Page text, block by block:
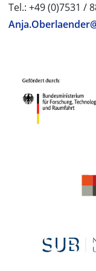
Tel.: +49 (0)7531 /